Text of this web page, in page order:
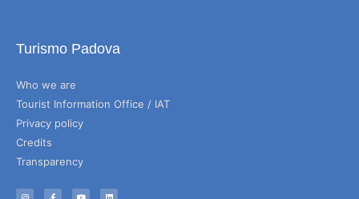
Turismo Padova
Who we are
Tourist Information Office / IAT
Privacy policy
Credits
Transparency